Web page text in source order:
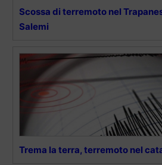
Scossa di terremoto nel
Salemi
Trema la terra, terremoto nel